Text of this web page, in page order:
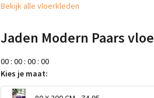
Bekijk alle vloerkleden
Jaden Modern Paars
00: 00: 00: 00
Kies je maat: